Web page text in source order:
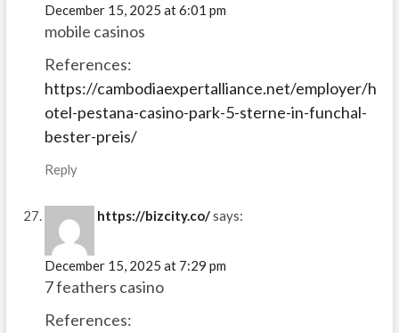
December 15, 2025 at 6:01 pm
mobile casinos
References:
https://cambodiaexpertalliance.net/employer/h
otel-pestana-casino-park-5-sterne-in-funchal-
bester-preis/
Reply
https://bizcity.co/says:
December 15, 2025 at 7:29 pm
7 feathers casino
References: